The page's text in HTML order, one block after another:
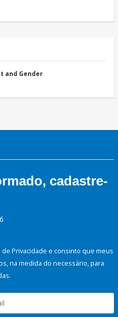
and Gender
cadastre-
Privacidade e consinto que meus
na medida do necessário, para